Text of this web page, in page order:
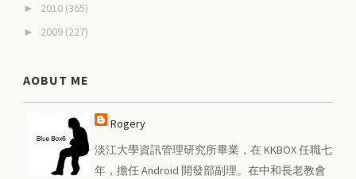
► 2010 (365)
► 2009 (227)
AOBUT ME
Rogery
淡江大學資訊管理研究所畢業，在 KKBOX 任職七
年，擔任 Android 開發部副理。在中和長老教會